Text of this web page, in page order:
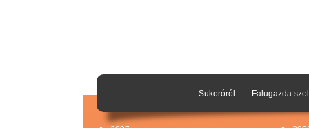
Sukoróról Falugazda